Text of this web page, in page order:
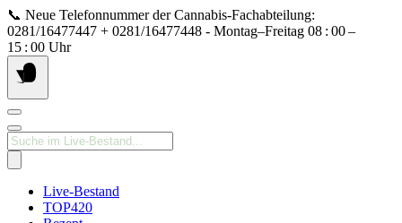
Springe
zum
Inhalt
📞 Neue Telefonnummer der Cannabis‑Fachabteilung:
0281/16477447 + 0281/16477448 - Montag–Freitag 08 : 00 –
15 : 00 Uhr
Products
search
Live-Bestand
TOP420